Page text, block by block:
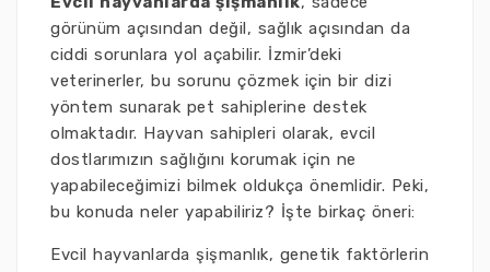
görünüm açısından değil, sağlık açısından da
ciddi sorunlara yol açabilir. İzmir’deki
veterinerler, bu sorunu çözmek için bir dizi
yöntem sunarak pet sahiplerine destek
olmaktadır. Hayvan sahipleri olarak, evcil
dostlarımızın sağlığını korumak için ne
yapabileceğimizi bilmek oldukça önemlidir. Peki,
bu konuda neler yapabiliriz? İşte birkaç öneri:
Evcil hayvanlarda şişmanlık, genetik faktörlerin